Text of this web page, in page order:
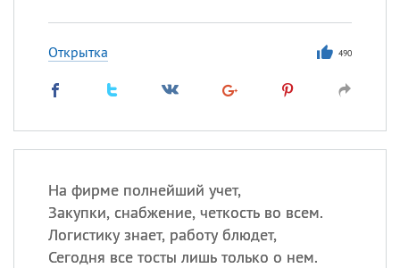
Открытка 490
На фирме полнейший учет,
Закупки, снабжение, четкость во всем.
Логистику знает, работу блюдет,
Сегодня все тосты лишь только о нем.